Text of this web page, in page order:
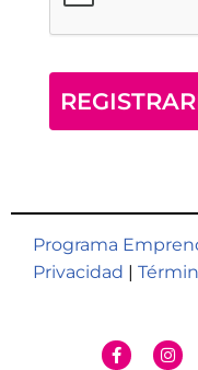
Programa
Privacidad |